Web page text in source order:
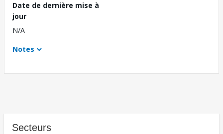
Date de dernière mise à
jour
N/A
Notes
Secteurs